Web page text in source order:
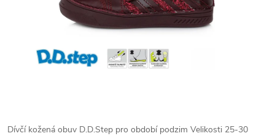
Dívčí kožená obuv D.D.Step pro období podzim Velikosti 25-30